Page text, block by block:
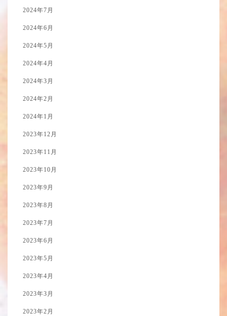
2024年7月
2024年6月
2024年5月
2024年4月
2024年3月
2024年2月
2024年1月
2023年12月
2023年11月
2023年10月
2023年9月
2023年8月
2023年7月
2023年6月
2023年5月
2023年4月
2023年3月
2023年2月